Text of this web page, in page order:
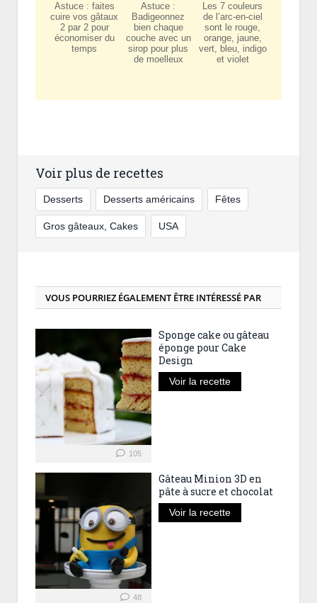
Astuce : faites
cuire vos gâtaux
2 par 2 pour
économiser du
temps
Astuce :
Badigeonnez
bien chaque
couche avec un
sirop pour plus
de moelleux
Les 7 couleurs
de l’arc-en-ciel
sont le rouge,
orange, jaune,
vert, bleu, indigo
et violet
Voir plus de recettes
Desserts Desserts américains Fêtes
Gros gâteaux, Cakes USA
VOUS POURRIEZ ÉGALEMENT ÊTRE INTÉRESSÉ PAR
105
Sponge cake ou gâteau
éponge pour Cake
Design
Voir la recette
48
Gâteau Minion 3D en
pâte à sucre et chocolat
Voir la recette